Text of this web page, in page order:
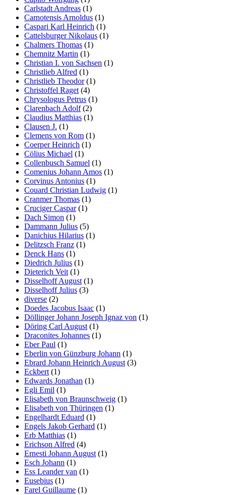
Carlstadt Andreas (1)
Carnotensis Arnoldus (1)
Caspari Karl Heinrich (1)
Cattelsburger Nikolaus (1)
Chalmers Thomas (1)
Chemnitz Martin (1)
Christian I. von Sachsen (1)
Christlieb Alfred (1)
Christlieb Theodor(1)
Christoffel Raget (4)
Chrysologus Petrus (1)
Clarenbach Adolf(2)
Claudius Matthias (1)
Clausen J. (1)
Clemens von Rom (1)
Coerper Heinrich (1)
Cölius Michael (1)
Collenbusch Samuel (1)
Comenius Johann Amos (1)
Corvinus Antonius (1)
Couard Christian Ludwig (1)
Cranmer Thomas (1)
Cruciger Caspar(1)
Dach Simon (1)
Dammann Julius (5)
Danichius Hilarius (1)
Delitzsch Franz (1)
Denck Hans (1)
Diedrich Julius (1)
Dieterich Veit (1)
Disselhoff August (1)
Disselhoff Julius (3)
diverse (2)
Doedes Jacobus Isaac (1)
Döllinger Johann Joseph Ignaz von (1)
Döring Carl August (1)
Draconites Johannes (1)
Eber Paul (1)
Eberlin von Günzburg Johann (1)
Ebrard Johann Heinrich August (3)
Eckbert (1)
Edwards Jonathan (1)
Egli Emil (1)
Elisabeth von Braunschweig (1)
Elisabeth von Thüringen (1)
Engelhardt Eduard (1)
Engels Jakob Gerhard (1)
Erb Matthias (1)
Erichson Alfred (4)
Ernesti Johann August (1)
Esch Johann (1)
Ess Leander van (1)
Eusebius (1)
Farel Guillaume (1)